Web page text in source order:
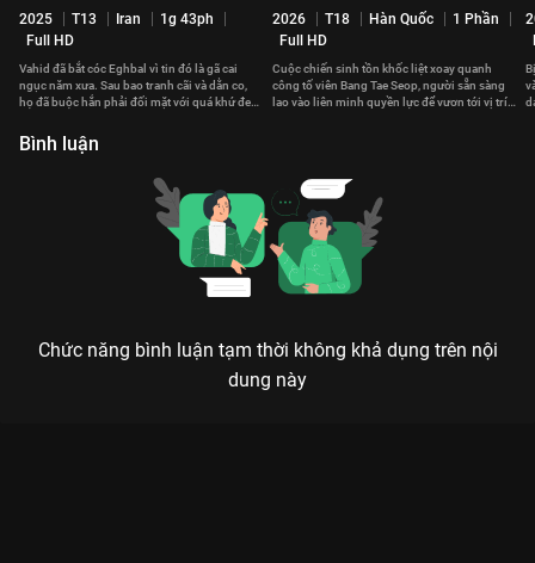
2025 T13 Iran
1g 43ph
Full HD
Vahid đã bắt cóc Eghbal vì tin đó là gã cai
ngục năm xưa. Sau bao tranh cãi và dằn co,
họ đã buộc hắn phải đối mặt với quá khứ đen
2026 T18 Hàn Quốc
1 Phần
Full HD
Cuộc chiến sinh tồn khốc liệt xoay quanh
công tố viên Bang Tae Seop, người sẵn sàng
lao vào liên minh quyền lực để vươn tới vị trí
Bình luận
Chức năng bình luận tạm thời không khả dụng trên nội
dung này